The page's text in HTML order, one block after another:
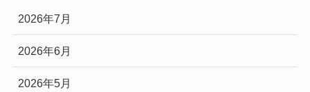
2026年7月
2026年6月
2026年5月